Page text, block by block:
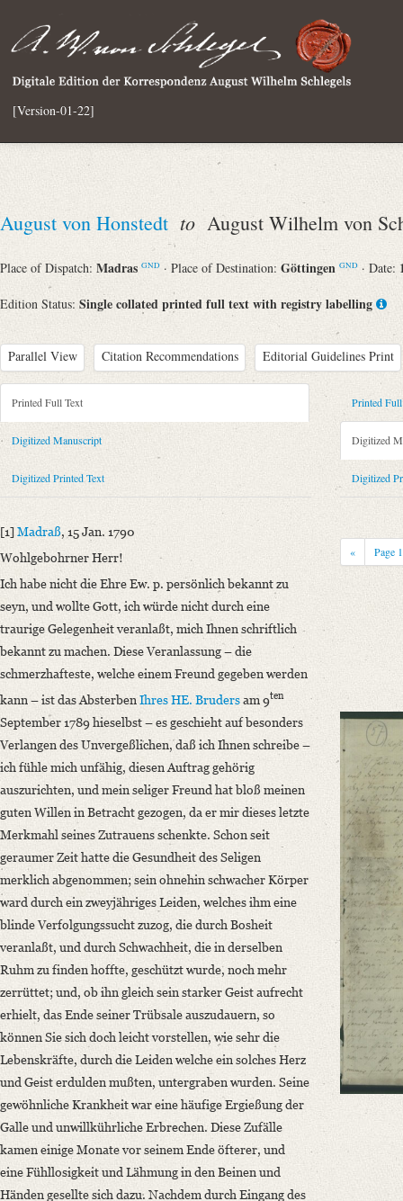
[Version-01-22]
August von Honstedt to August Wilhelm von
Place of Dispatch: Madras GND · Place of Destination: Göttingen GND · Date:
Edition Status: Single collated printed full text with registry labelling
Parallel View Citation Recommendations Editorial Guidelines Print
Metadata Concerning Header
Sender: August von Honstedt
Recipient: August Wilhelm von Schlegel
Place of Dispatch: Madras
Place of Destination: Göttingen
Notations: Empfangsort erschlossen.
Printed Text
Provider: Dresden, Sächsische Landesbibliothek - Staats- und
OAI Id: 343347008
Bibliography: Briefe von und an August Wilhelm Schlegel.
Incipit: „[1] Madraß, 15 Jan. 1790
Ich habe nicht die Ehre Ew. p. persönlich bekannt zu seyn, und
Manuscript
Provider: Dresden, Sächsische Landesbibliothek - Staats- und
OAI Id: DE-1a-33798
Classification Number: Mscr.Dresd.e.90,XIX,Bd.10,Nr.57
Number of Pages: 4S. auf Doppelbl., hs. m. U.
Format: 22,7 x 18,6 cm
Language
German
English
Printed Full Text
Digitized Manuscript
Digitized Printed Text
[1]Madraß, 15 Jan. 1790
Wohlgebohrner Herr!
Ich habe nicht die Ehre Ew. p. persönlich bekannt zu
seyn, und wollte Gott, ich würde nicht durch eine
traurige Gelegenheit veranlaßt, mich Ihnen schriftlich
bekannt zu machen. Diese Veranlassung – die
schmerzhafteste, welche einem Freund gegeben werden
kann – ist das AbsterbenIhres HE. Brudersam 9ten
September 1789 hieselbst – es geschieht auf besonders
Verlangen des Unvergeßlichen, daß ich Ihnen schreibe –
ich fühle mich unfähig, diesen Auftrag gehörig
auszurichten, und mein seliger Freund hat bloß meinen
guten Willen in Betracht gezogen, da er mir dieses letzte
Merkmahl seines Zutrauens schenkte. Schon seit
geraumer Zeit hatte die Gesundheit des Seligen
merklich abgenommen; sein ohnehin schwacher Körper
ward durch ein zweyjähriges Leiden, welches ihm eine
blinde Verfolgungssucht zuzog, die durch Bosheit
veranlaßt, und durch Schwachheit, die in derselben
Ruhm zu finden hoffte, geschützt wurde, noch mehr
zerrüttet; und, ob ihn gleich sein starker Geist aufrecht
erhielt, das Ende seiner Trübsale auszudauern, so
können Sie sich doch leicht vorstellen, wie sehr die
Lebenskräfte, durch die Leiden welche ein solches Herz
und Geist erdulden mußten, untergraben wurden. Seine
gewöhnliche Krankheit war eine häufige Ergießung der
Galle und unwillkührliche Erbrechen. Diese Zufälle
kamen einige Monate vor seinem Ende öfterer, und
eine Fühllosigkeit und Lähmung in den Beinen und
Händen gesellte sich dazu. Nachdem durch Eingang des
Printed
Digitized
Digitized
« Page 1